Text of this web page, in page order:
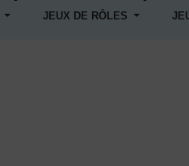
JEUX DE RÔLES